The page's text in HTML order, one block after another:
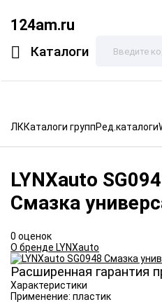
124am.ru
Каталоги
ЛККаталоги группРед.каталоги
LYNXauto
Смазка
0 оценок
О бренде LYNXauto
Расширенная гарантия
Характеристики
Применение: пластик